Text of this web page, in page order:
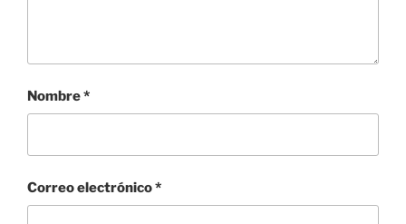
Nombre*
Correo electrónico*